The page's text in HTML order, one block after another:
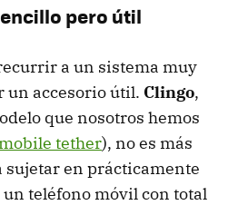
pero útil
a un sistema muy
un accesorio útil. Clingo,
que nosotros hemos
tether), no es más
sujetar en prácticamente
teléfono móvil con total